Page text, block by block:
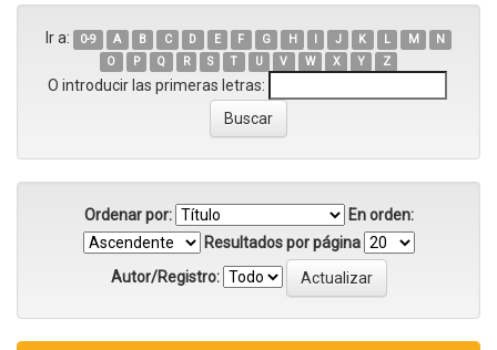
Ir a: 0-9 A B C D E F G H I J K L M
N
O
P Q R S T U V W X Y Z
O introducir las primeras letras:
Ordenar por:
En orden:
Resultados por página
Autor/Registro: